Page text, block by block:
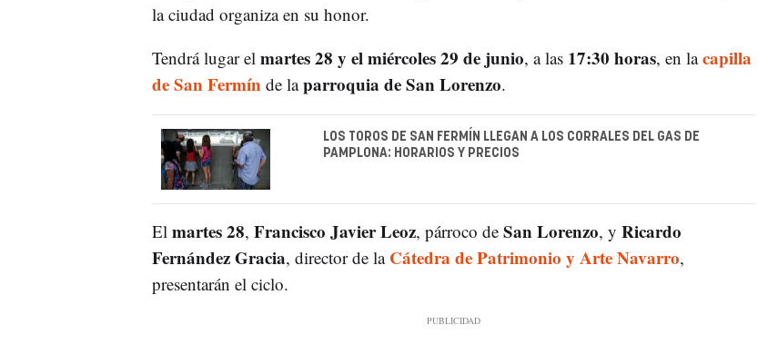
la ciudad organiza en su honor.
Tendrá lugar el martes 28 y el miércoles 29 de junio, a las 17:30 horas, en lacapilla
de San Fermín de laparroquia de San Lorenzo.
LOS TOROS DE SAN FERMÍN LLEGAN A LOS CORRALES DEL GAS DE
PAMPLONA: HORARIOS Y PRECIOS
El martes 28, Francisco Javier Leoz, párroco de San Lorenzo, y Ricardo
Fernández Gracia, director de la Cátedra de Patrimonio y Arte Navarro,
presentarán el ciclo.